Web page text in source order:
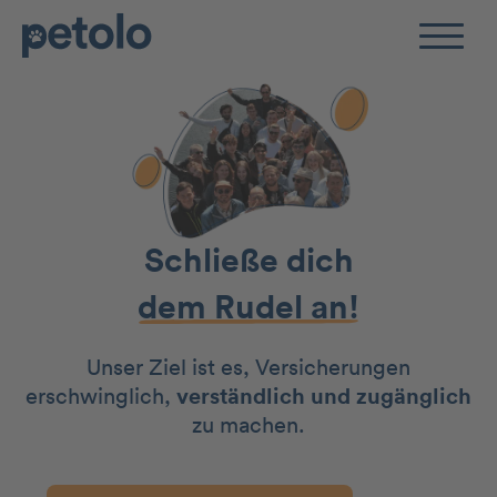
Zum Hauptinhalt
Schließe dich
dem Rudel an!
Unser Ziel ist es, Versicherungen
erschwinglich, verständlich und zugänglich
zu machen.